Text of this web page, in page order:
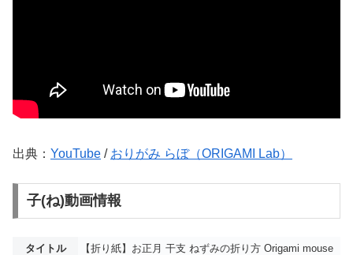
出典： YouTube / おりがみ らぼ（ORIGAMI Lab）
子(ね)動画情報
タイトル
【折り紙】お正月 干支 ねずみの折り方 Origami mouse